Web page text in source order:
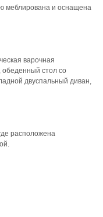
меблирована и оснащена
варочная
обеденный стол со
двуспальный диван,
расположена